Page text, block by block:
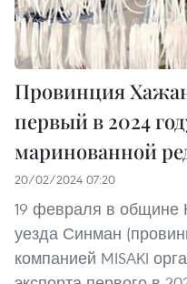
Провинция
первый в 2024
маринованной
20/02/2024 07:20
19 февраля в общине
уезда Синман
компанией MISAKI